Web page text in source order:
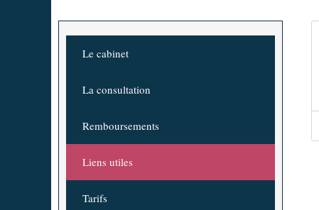
Le cabinet
La consultation
Remboursements
Liens utiles
Tarifs